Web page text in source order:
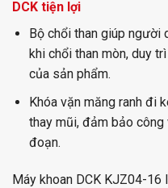
DCK tiện lợi
Bộ chổi than giúp người
khi chổi than mòn, duy
của sản phẩm.
Khóa vặn măng ranh đi
thay mũi, đảm bảo công
đoạn.
Máy khoan DCK KJZ04-16